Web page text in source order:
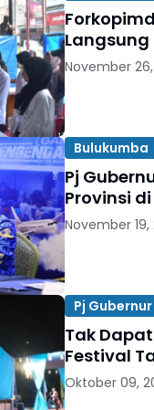
November
Bulukumba
Pj
Provinsi
November 19,
Pj Gubernur
Tak
Festival
Oktober 09,